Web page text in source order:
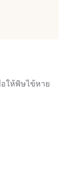
อให้พิษไข้หาย